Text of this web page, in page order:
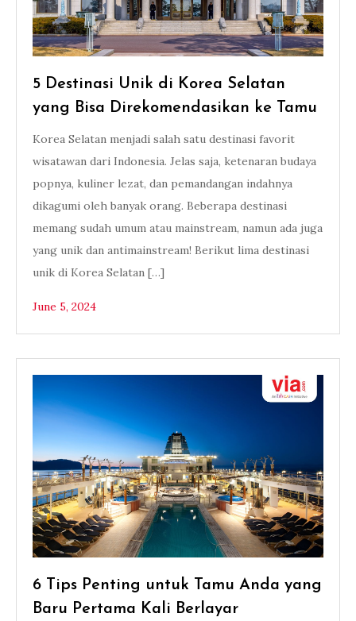
5 Destinasi Unik di Korea Selatan
yang Bisa Direkomendasikan ke Tamu
Korea Selatan menjadi salah satu destinasi favorit
wisatawan dari Indonesia. Jelas saja, ketenaran budaya
popnya, kuliner lezat, dan pemandangan indahnya
dikagumi oleh banyak orang. Beberapa destinasi
memang sudah umum atau mainstream, namun ada juga
yang unik dan antimainstream! Berikut lima destinasi
unik di Korea Selatan […]
June 5, 2024
6 Tips Penting untuk Tamu Anda yang
Baru Pertama Kali Berlayar